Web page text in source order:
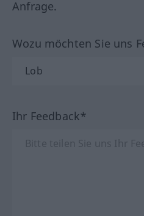
Anfrage.
Wozu möchten Sie uns
Ihr Feedback*